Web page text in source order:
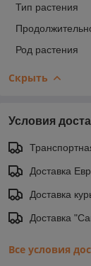
Тип растения
Род растения
Скрыть
Условия
Доставка
Доставка
Доставка
Все условия